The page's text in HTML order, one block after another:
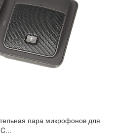
пара микрофонов для